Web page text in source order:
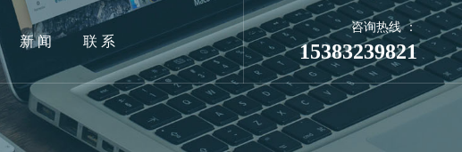
新 闻 联 系
咨询热线 ：
15383239821